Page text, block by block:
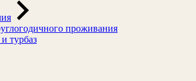
проживания
турбаз